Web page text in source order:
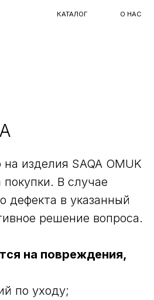
О НАС
изделия SAQA OMUK
В случае
дефекта в указанный
решение вопроса.
на повреждения,
по уходу;